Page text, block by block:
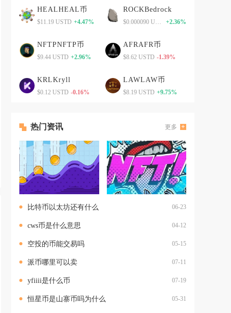
HEALHEAL币
$11.19 USTD +4.47%
ROCKBedrock
+2.36%
NFTPNFTP币
$9.44 USTD +2.96%
AFRAFR币
$8.62 USTD -1.39%
KRLKryll
$0.12 USTD -0.16%
LAWLAW币
$8.19 USTD +9.75%
热门资讯 更多
比特币以太坊还有什么 06-23
cws币是什么意思 04-12
空投的币能交易吗 05-15
派币哪里可以卖 07-11
yfiiii是什么币 07-19
恒星币是山寨币吗为什么 05-31